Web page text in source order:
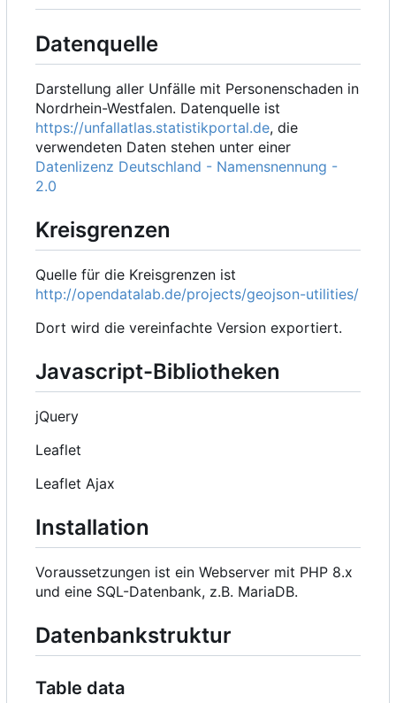
Datenquelle
Darstellung aller Unfälle mit Personenschaden in
Nordrhein-Westfalen. Datenquelle ist
https://unfallatlas.statistikportal.de, die
verwendeten Daten stehen unter einer
Datenlizenz Deutschland - Namensnennung -
2.0
Kreisgrenzen
Quelle für die Kreisgrenzen ist
http://opendatalab.de/projects/geojson-utilities/
Dort wird die vereinfachte Version exportiert.
Javascript-Bibliotheken
jQuery
Leaflet
Leaflet Ajax
Installation
Voraussetzungen ist ein Webserver mit PHP 8.x
und eine SQL-Datenbank, z.B. MariaDB.
Datenbankstruktur
Table data